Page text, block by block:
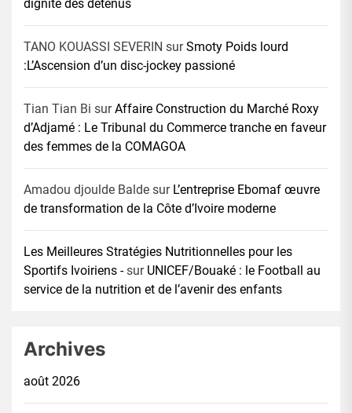
dignité des détenus
TANO KOUASSI SEVERIN surSmoty Poids lourd
:L’Ascension d’un disc-jockey passioné
Tian Tian Bi surAffaire Construction du Marché Roxy
d’Adjamé : Le Tribunal du Commerce tranche en faveur
des femmes de la COMAGOA
Amadou djoulde Balde sur L’entreprise Ebomaf œuvre
de transformation de la Côte d’Ivoire moderne
Les Meilleures Stratégies Nutritionnelles pour les
Sportifs Ivoiriens -sur UNICEF/Bouaké : le Football au
service de la nutrition et de l’avenir des enfants
Archives
août 2026